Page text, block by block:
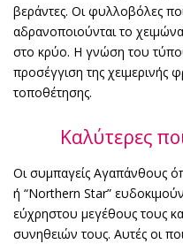
βεράντες. Οι φυλλοβόλες
αδρανοποιούνται το
στο κρύο. Η γνώση του
προσέγγιση της χειμερινής
τοποθέτησης.
Καλύτερες
Οι συμπαγείς Αγαπάνθους
ή “Northern Star”
εύχρηστου μεγέθους τους
συνηθειών τους. Αυτές οι